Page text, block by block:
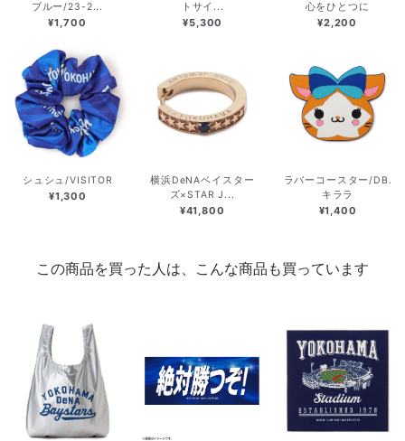
ブルー/23-2...
¥1,700
トサイ...
¥5,300
心をひとつに
¥2,200
シュシュ/VISITOR
¥1,300
横浜DeNAベイスター
ズ×STAR J...
¥41,800
ラバーコースター/DB.
キララ
¥1,400
この商品を買った人は、こんな商品も買っています